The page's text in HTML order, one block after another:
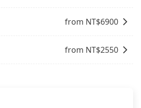
不過，台中市少部分小黃司機不按
府專車接送，則每人平均花費約
分鐘。長距離移動確實搭乘高鐵可
時40元路邊停車費用預估進去，但
的罰單都需自付。再者，和運的
車型，如Toyota Yaris、Prius C、
的車款，如果人數超過四位，更
from NT$6900
from NT$2550